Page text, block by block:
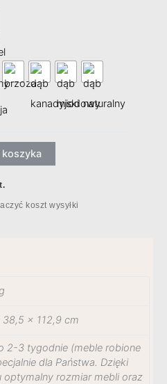
koszt wysyłki
× 112,9 cm
2-3 tygodnie (meble robione
dla Państwa. Dzięki
optymalny rozmiar mebli oraz